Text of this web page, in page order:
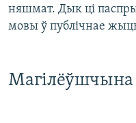
няшмат. Дык ці
мовы ў публічнае
Магілёўшчына